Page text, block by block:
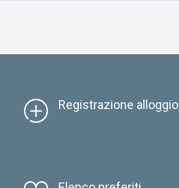
Registrazione alloggio